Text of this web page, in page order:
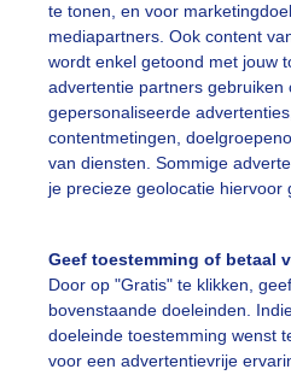
te tonen, en voor
mediapartners. Ook content
wordt enkel getoond met jouw
advertentie partners gebruiken
gepersonaliseerde
contentmetingen,
van diensten. Sommige
je precieze geolocatie hiervoor
Geef toestemming of betaal
Door op "Gratis" te klikken,
bovenstaande doeleinden.
doeleinde toestemming wenst
voor een advertentievrije
ziet grijs in het dal van
Cynthia Van Leusden Gemaakt:
Wolken Wind